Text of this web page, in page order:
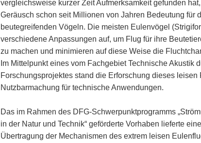
vergleichsweise kurzer Zeit Aufmerksamkeit gefunden
Geräusch schon seit Millionen von Jahren Bedeutung für
beutegreifenden Vögeln. Die meisten Eulenvögel
verschiedene Anpassungen auf, um Flug für ihre
zu machen und minimieren auf diese Weise die
Im Mittelpunkt eines vom Fachgebiet Technische Akustik
Forschungsprojektes stand die Erforschung dieses leisen
Nutzbarmachung für technische Anwendungen.
Das im Rahmen des DFG-Schwerpunktprogramms
in der Natur und Technik“ geförderte Vorhaben lieferte
Übertragung der Mechanismen des extrem leisen